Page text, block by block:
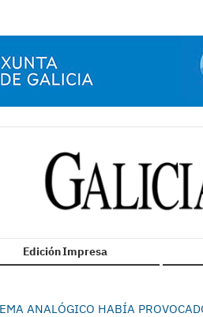
Edición Impresa
ANALÓGICO HABÍA